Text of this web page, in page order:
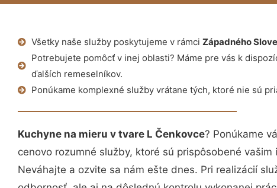
Všetky naše služby poskytujeme v rámci Západného
Potrebujete pomôcť v inej oblasti? Máme pre vás k
ďalších remeselníkov.
Ponúkame komplexné služby vrátane tých, ktoré nie sú
Kuchyne na mieru v tvare L Čenkovce? Ponúkame
cenovo rozumné služby, ktoré sú prispôsobené
Neváhajte a ozvite sa nám ešte dnes. Pri realizácií